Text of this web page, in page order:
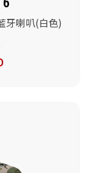
牙喇叭(白色)